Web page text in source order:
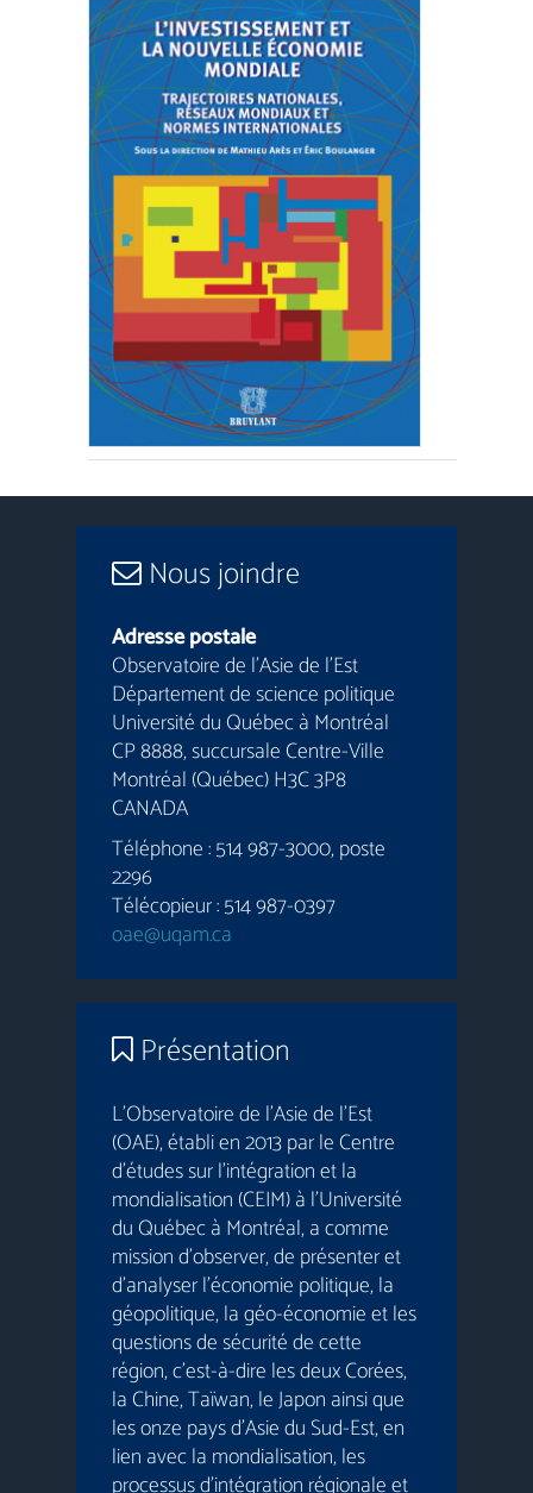
Nous joindre
Adresse postale
Observatoire de l’Asie de l’Est
Département de science politique
Université du Québec à Montréal
CP 8888, succursale Centre-Ville
Montréal (Québec) H3C 3P8
CANADA
Téléphone : 514 987-3000, poste
2296
Télécopieur : 514 987-0397
oae@uqam.ca
Présentation
L’Observatoire de l’Asie de l’Est
(OAE), établi en 2013 par le Centre
d’études sur l’intégration et la
mondialisation (CEIM) à l’Université
du Québec à Montréal, a comme
mission d’observer, de présenter et
d’analyser l’économie politique, la
géopolitique, la géo-économie et les
questions de sécurité de cette
région, c’est-à-dire les deux Corées,
la Chine, Taïwan, le Japon ainsi que
les onze pays d’Asie du Sud-Est, en
lien avec la mondialisation, les
processus d’intégration régionale et